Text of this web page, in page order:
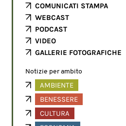
COMUNICATI STAMPA
WEBCAST
PODCAST
VIDEO
GALLERIE FOTOGRAFICHE
Notizie per ambito
AMBIENTE
BENESSERE
CULTURA